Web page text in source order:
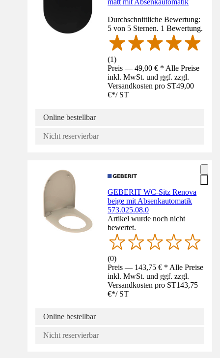
matt mit Absenkautomatik
Durchschnittliche Bewertung:
5 von 5 Sternen. 1 Bewertung.
(1)
Preis — 49,00 € * Alle Preise
inkl. MwSt. und ggf. zzgl.
Versandkosten pro ST49,00
€*/ ST
Online bestellbar
Nicht reservierbar
GEBERIT WC-Sitz Renova
beige mit Absenkautomatik
573.025.08.0
Artikel wurde noch nicht
bewertet.
(0)
Preis — 143,75 € * Alle Preise
inkl. MwSt. und ggf. zzgl.
Versandkosten pro ST143,75
€*/ ST
Online bestellbar
Nicht reservierbar